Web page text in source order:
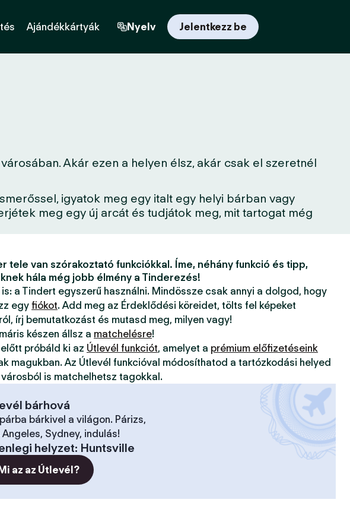
Ajándékkártyák Nyelv Jelentkezz be
Akár ezen a helyen élsz, akár csak el szeretnél
igyatok meg egy italt egy helyi bárban vagy
meg egy új arcát és tudjátok meg, mit tartogat még
tele van szórakoztató funkciókkal. Íme, néhány funkció és tipp,
hála még jobb élmény a Tinderezés!
is: a Tindert egyszerű használni. Mindössze csak annyi a dolgod, hogy
egy fiókot. Add meg az Érdeklődési köreidet, tölts fel képeket
írj bemutatkozást és mutasd meg, milyen vagy!
készen állsz a matchelésre!
próbáld ki az Útlevél funkciót, amelyet a prémium előfizetéseink
magukban. Az Útlevél funkcióval módosíthatod a tartózkodási helyed
városból is matchelhetsz tagokkal.
bárhová
bárkivel a világon. Párizs,
Angeles, Sydney, indulás!
helyzet: Huntsville
Mi az az Útlevél?